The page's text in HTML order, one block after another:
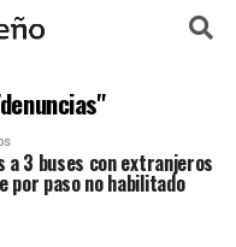
a 3 buses con extranjeros
por paso no habilitado